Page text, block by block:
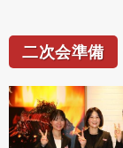
二次会準備